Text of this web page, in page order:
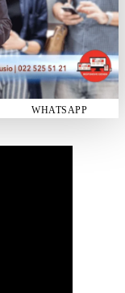
WHATSAPP